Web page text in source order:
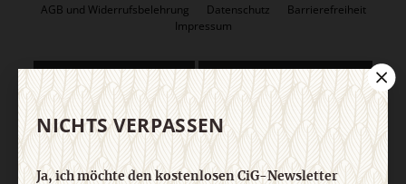
AGB und Widerrufsbelehrung Datenschutz
Barrierefreiheit
Impressum
Vertrag widerrufen Abo online kündigen
NICHTS VERPASSEN
Ja, ich möchte den kostenlosen CiG-Newsletter